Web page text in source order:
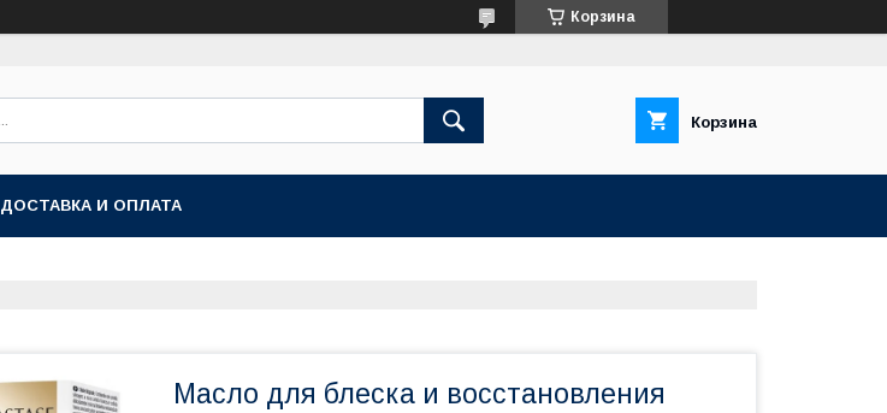
Корзина
Корзина
ДОСТАВКА И ОПЛАТА
Масло для блеска и восстановления